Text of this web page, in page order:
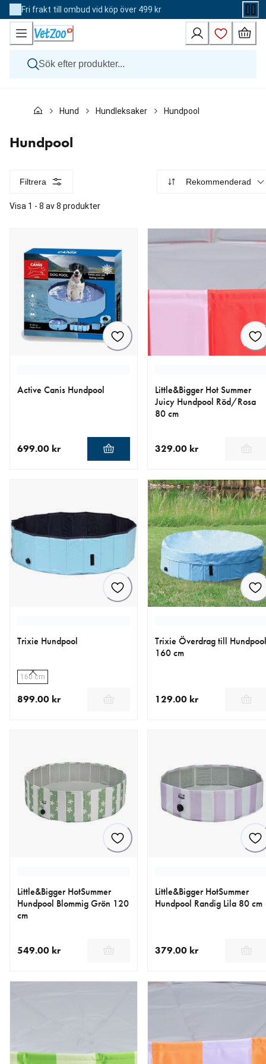
Skip
to
Content
Fri frakt till ombud vid köp över 499 kr
Katt
Veterinärfoder
Varumärken
Hund Hundleksaker Hundpool
Hundpool
Filtrera Rekommenderad
Visa 1 - 8 av 8 produkter
Active Canis Hundpool
699.00 kr
Little&Bigger Hot Summer
Juicy Hundpool Röd/Rosa
80 cm
329.00 kr
Trixie Hundpool
160 cm
899.00 kr
Trixie Överdrag till Hundpool
160 cm
129.00 kr
Little&Bigger HotSummer
Hundpool Blommig Grön 120
cm
549.00 kr
Little&Bigger HotSummer
Hundpool Randig Lila 80 cm
379.00 kr